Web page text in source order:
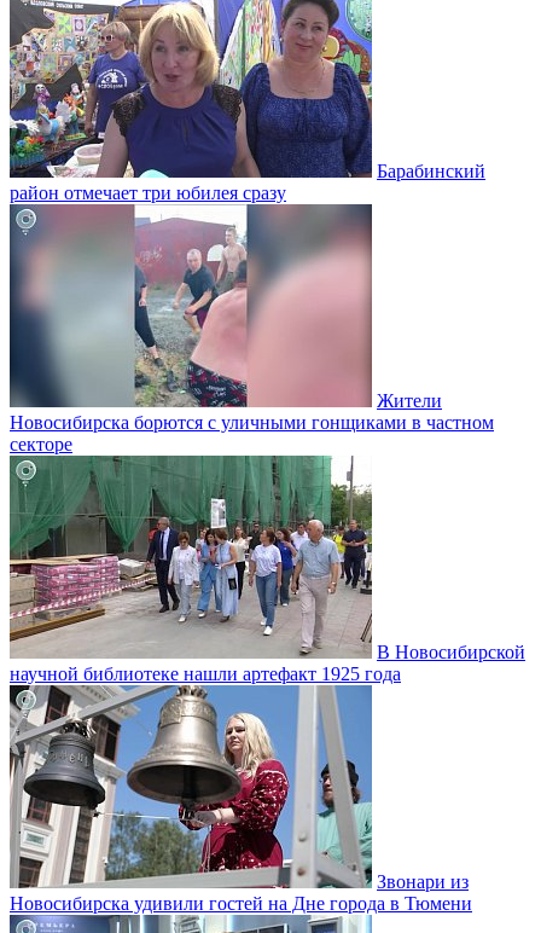
Барабинский
район отмечает три юбилея сразу
Жители
Новосибирска борются с уличными гонщиками в частном
секторе
В Новосибирской
научной библиотеке нашли артефакт 1925 года
Звонари из
Новосибирска удивили гостей на Дне города в Тюмени